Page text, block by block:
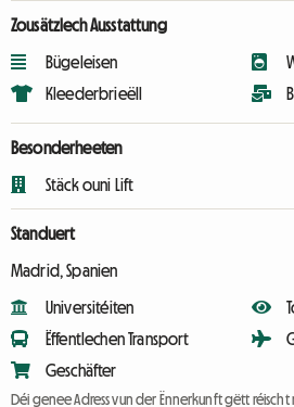
Zousätzlech Ausstattung
Bügeleisen
Kleederbrieëll
Besonderheeten
Stäck ouni Lift
Standuert
Madrid, Spanien
Universitéiten
Ëffentlechen Transport
Geschäfter
Déi genee Adress vun der Ënnerkunft gëtt